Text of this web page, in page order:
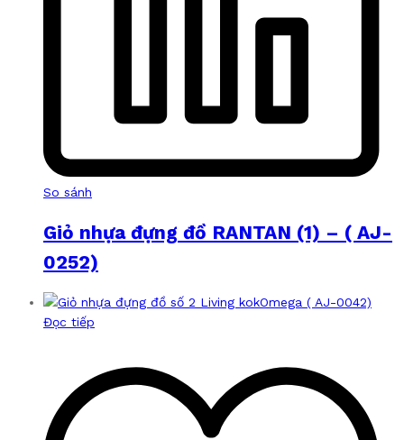
So sánh
Giỏ nhựa đựng đồ RANTAN (1) – ( AJ-
0252)
Đọc tiếp